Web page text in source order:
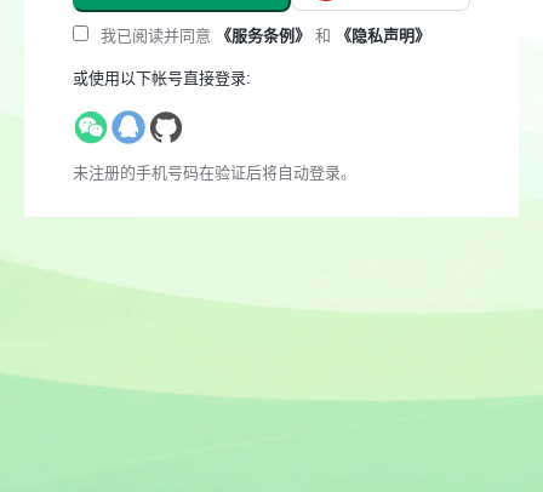
我已阅读并同意 《服务条例》 和 《隐私声明》
或使用以下帐号直接登录:
未注册的手机号码在验证后将自动登录。